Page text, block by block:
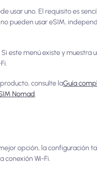
uno. El requisito es
pueden usar eSIM,
Si este menú existe y muestra
consulte laGuía
Nomad.
opción, la configuración
conexión Wi-Fi.